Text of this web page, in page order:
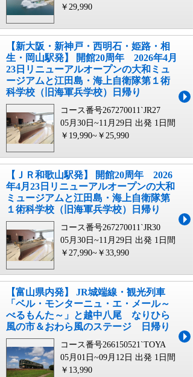
￥29,990
【新大阪・新神戸・西明石・姫路・相
生・岡山駅発】 開館20周年 2026年4月
23日リニューアルオープンの大和ミュ
ージアムと江田島・海上自衛隊第１術
科学校（旧海軍兵学校）日帰り
コース番号267270011`JR27
05月30日~11月29日 出発 1日間
￥19,990~￥25,990
【ＪＲ和歌山駅発】 開館20周年 2026
年4月23日リニューアルオープンの大和
ミュージアムと江田島・海上自衛隊第
１術科学校（旧海軍兵学校）日帰り
コース番号267270011`JR30
05月30日~11月29日 出発 1日間
￥27,990~￥33,990
【富山県内発】 JR城端線・観光列車
「ベル・モンターニュ・エ・メール～
べるもんた～」と越中八尾 なりひら
風の市＆おわら風のステージ 日帰り
コース番号266150521`TOYA
05月01日~09月12日 出発 1日間
￥13,990